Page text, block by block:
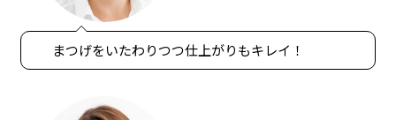
まつげをいたわりつつ仕上がりもキレイ！